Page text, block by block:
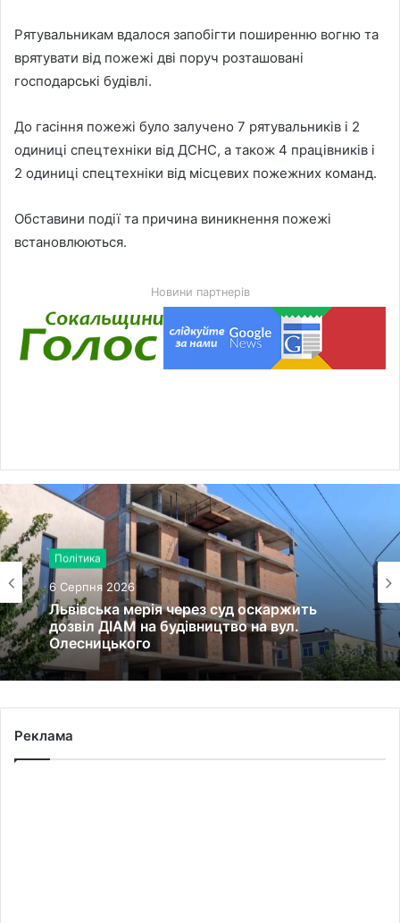
Рятувальникам вдалося запобігти поширенню вогню та
врятувати від пожежі дві поруч розташовані
господарські будівлі.
До гасіння пожежі було залучено 7 рятувальників і 2
одиниці спецтехніки від ДСНС, а також 4 працівників і
2 одиниці спецтехніки від місцевих пожежних команд.
Обставини події та причина виникнення пожежі
встановлюються.
Новини партнерів
Політика
6 Серпня 2026
Львівська мерія через суд оскаржить
дозвіл ДІАМ на будівництво на вул.
Олесницького
Реклама